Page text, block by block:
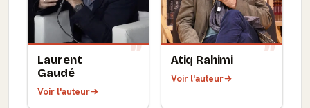
Laurent
Gaudé
Voir l'auteur
Atiq Rahimi
Voir l'auteur